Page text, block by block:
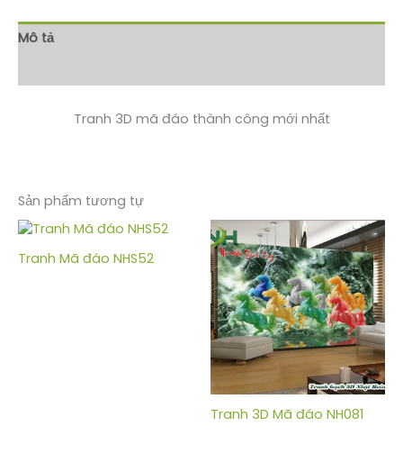
Mô tả
Tranh 3D mã đáo thành công mới nhất
Sản phẩm tương tự
Tranh Mã đáo NHS52
Tranh 3D Mã đáo NH081